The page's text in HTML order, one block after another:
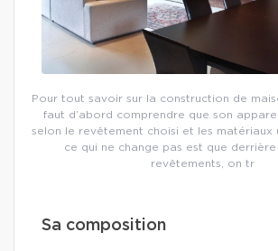
Pour tout savoir sur la construction de
faut d’abord comprendre que son
selon le revêtement choisi et les matériaux
ce qui ne change pas est que derrière
revêtements, on tr
Sa composition